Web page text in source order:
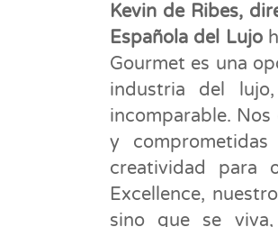
Kevin de Ribes,
Española del Lujo
Gourmet es una
industria del
incomparable.
y
creatividad para
Excellence,
sino que se